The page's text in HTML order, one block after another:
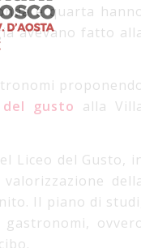
e quarta
avevano fatto
del gusto alla
Liceo del Gusto,
Il piano di